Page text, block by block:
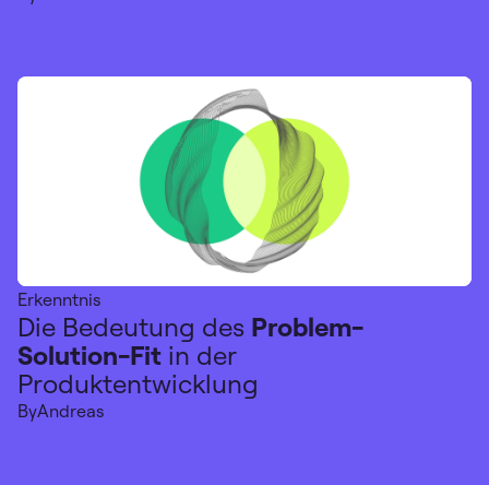
Erkenntnis
Die Bedeutung des Problem-
Solution-Fit in der
Produktentwicklung
ByAndreas